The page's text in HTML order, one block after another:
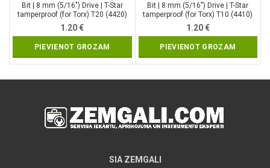
Bit | 8 mm (5/16″) Drive | T-Star
tamperproof (for Torx) T20 (4420)
1.20€
PIEVIENOT GROZAM
Bit | 8 mm (5/16″) Drive | T-Star
tamperproof (for Torx) T10 (4410)
1.20€
PIEVIENOT GROZAM
SIA ZEMGALI